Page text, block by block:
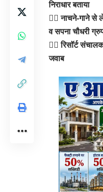
निराधार बताया
👉🏻 नाचने-गाने
व सपना चौधरी
👉🏻 रिसॉर्ट
जवाब